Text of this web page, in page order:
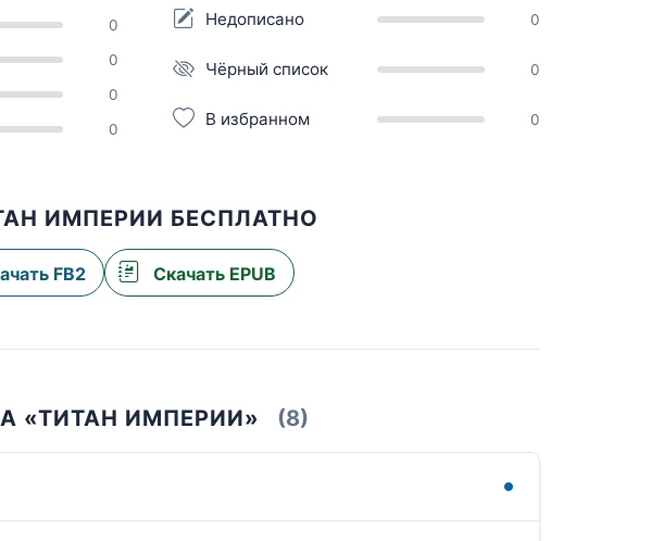
0
0
0
0
Недописано 0
Чёрный список 0
В избранном 0
ИМПЕРИИ БЕСПЛАТНО
FB2 Скачать EPUB
«ТИТАН ИМПЕРИИ» (8)